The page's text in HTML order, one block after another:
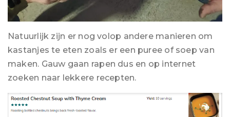
Natuurlijk zijn er nog volop andere manieren om
kastanjes te eten zoals er een puree of soep van
maken. Gauw gaan rapen dus en op internet
zoeken naar lekkere recepten.